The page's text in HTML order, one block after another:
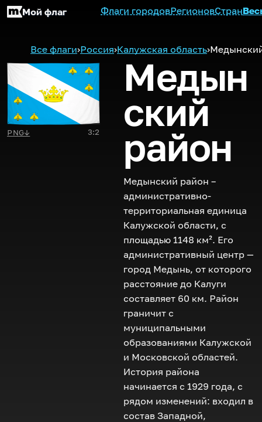
Мой флаг Флаги городовРегионовСтран
Все флаги›Россия›Калужская область›
PNG↓ 3:2
Медын
ский
район
Медынский район –
административно-
территориальная единица
Калужской области, с
площадью 1148 км². Его
административный центр —
город Медынь, от которого
расстояние до Калуги
составляет 60 км. Район
граничит с
муниципальными
образованиями Калужской
и Московской областей.
История района
начинается с 1929 года, с
рядом изменений: входил в
состав Западной,